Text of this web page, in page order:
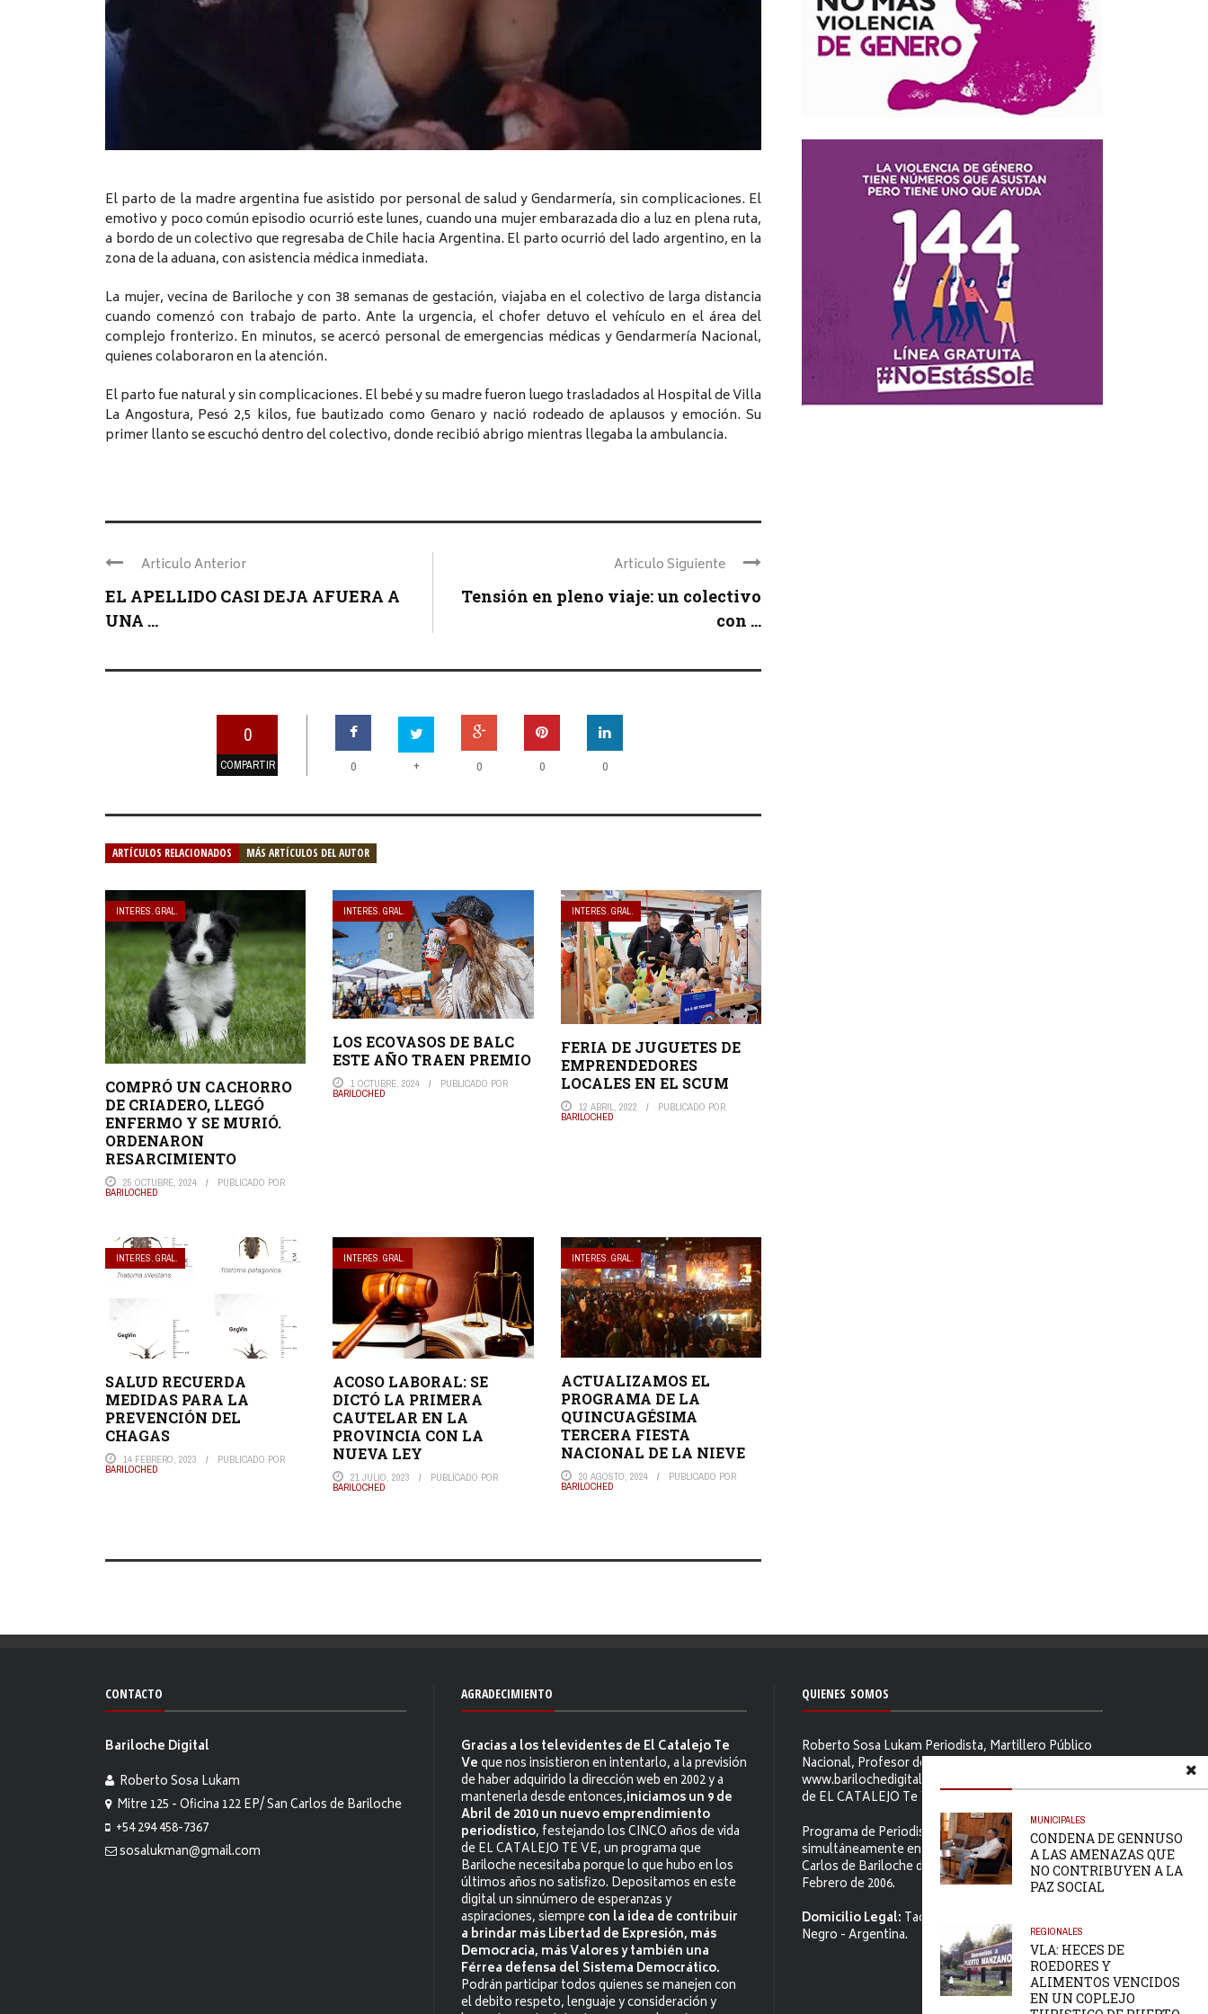
El parto de la madre argentina fue asistido por personal de salud y Gendarmería, sin complicaciones. El
emotivo y poco común episodio ocurrió este lunes, cuando una mujer embarazada dio a luz en plena ruta,
a bordo de un colectivo que regresaba de Chile hacia Argentina. El parto ocurrió del lado argentino, en la
zona de la aduana, con asistencia médica inmediata.
La mujer, vecina de Bariloche y con 38 semanas de gestación, viajaba en el colectivo de larga distancia
cuando comenzó con trabajo de parto. Ante la urgencia, el chofer detuvo el vehículo en el área del
complejo fronterizo. En minutos, se acercó personal de emergencias médicas y Gendarmería Nacional,
quienes colaboraron en la atención.
El parto fue natural y sin complicaciones. El bebé y su madre fueron luego trasladados al Hospital de Villa
La Angostura, Pesó 2,5 kilos, fue bautizado como Genaro y nació rodeado de aplausos y emoción. Su
primer llanto se escuchó dentro del colectivo, donde recibió abrigo mientras llegaba la ambulancia.
Articulo Anterior
EL APELLIDO CASI DEJA AFUERA A
UNA ...
Articulo Siguiente
Tensión en pleno viaje: un colectivo
con ...
0
COMPARTIR 0 + 0 0 0
ARTÍCULOS RELACIONADOS MÁS ARTÍCULOS DEL AUTOR
INTERES. GRAL.
COMPRÓ UN CACHORRO
DE CRIADERO, LLEGÓ
ENFERMO Y SE MURIÓ.
ORDENARON
RESARCIMIENTO
25 OCTUBRE, 2024 PUBLICADO POR
BARILOCHED
INTERES. GRAL.
LOS ECOVASOS DE BALC
ESTE AÑO TRAEN PREMIO
1 OCTUBRE, 2024 PUBLICADO POR
BARILOCHED
INTERES. GRAL.
FERIA DE JUGUETES DE
EMPRENDEDORES
LOCALES EN EL SCUM
12 ABRIL, 2022 PUBLICADO POR
BARILOCHED
INTERES. GRAL.
SALUD RECUERDA
MEDIDAS PARA LA
PREVENCIÓN DEL
CHAGAS
14 FEBRERO, 2023 PUBLICADO POR
BARILOCHED
INTERES. GRAL.
ACOSO LABORAL: SE
DICTÓ LA PRIMERA
CAUTELAR EN LA
PROVINCIA CON LA
NUEVA LEY
21 JULIO, 2023 PUBLICADO POR
BARILOCHED
INTERES. GRAL.
ACTUALIZAMOS EL
PROGRAMA DE LA
QUINCUAGÉSIMA
TERCERA FIESTA
NACIONAL DE LA NIEVE
20 AGOSTO, 2024 PUBLICADO POR
BARILOCHED
MUNICIPALES
CONDENA DE GENNUSO
A LAS AMENAZAS QUE
NO CONTRIBUYEN A LA
PAZ SOCIAL
REGIONALES
VLA: HECES DE
ROEDORES Y
ALIMENTOS VENCIDOS
EN UN COPLEJO
CONTACTO
Bariloche Digital
Roberto Sosa Lukam
Mitre 125 - Oficina 122 EP/ San Carlos de Bariloche
+54 294 458-7367
sosalukman@gmail.com
AGRADECIMIENTO
Gracias a los televidentes de El Catalejo Te
Veque nos insistieron en intentarlo, a la previsión
de haber adquirido la dirección web en 2002 y a
mantenerla desde entonces,iniciamos un 9 de
Abril de 2010 un nuevo emprendimiento
periodístico, festejando los CINCO años de vida
de EL CATALEJO TE VE, un programa que
Bariloche necesitaba porque lo que hubo en los
últimos años no satisfizo. Depositamos en este
digital un sinnúmero de esperanzas y
aspiraciones, siemprecon la idea de contribuir
a brindar más Libertad de Expresión, más
Democracia, más Valores y también una
Férrea defensa del Sistema Democrático.
Podrán participar todos quienes se manejen con
el debito respeto, lenguaje y consideración y
QUIENES SOMOS
Roberto Sosa Lukam Periodista, Martillero Público
Nacional, Profesor de Ciencias Sociales, Editor de
www.barilochedigital.com y Conductor y Productor
de EL CATALEJO Te Ve.
Programa de Periodismo Político que se difunde
simultáneamente en ambos Video-cables de San
Carlos de Bariloche desde el primer jueves de
Febrero de 2006.
Domicilio Legal: Tacuarí 52. S.C. de Bariloche, Río
Negro - Argentina.